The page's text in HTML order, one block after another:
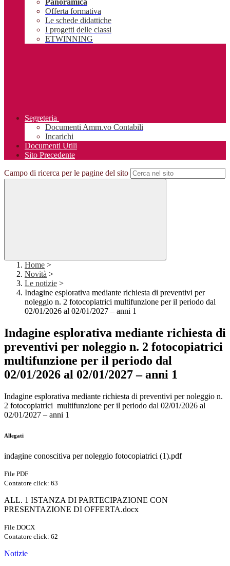
Panoramica
Offerta formativa
Le schede didattiche
I progetti delle classi
ETWINNING
Segreteria
Documenti Amm.vo Contabili
Incarichi
Documenti Utili
Sito Precedente
Campo di ricerca per le pagine del sito
Home >
Novità >
Le notizie >
Indagine esplorativa mediante richiesta di preventivi per
noleggio n. 2 fotocopiatrici multifunzione per il periodo dal
02/01/2026 al 02/01/2027 – anni 1
Indagine esplorativa mediante richiesta di
preventivi per noleggio n. 2 fotocopiatrici
multifunzione per il periodo dal
02/01/2026 al 02/01/2027 – anni 1
Indagine esplorativa mediante richiesta di preventivi per noleggio n.
2 fotocopiatrici multifunzione per il periodo dal 02/01/2026 al
02/01/2027 – anni 1
Allegati
indagine conoscitiva per noleggio fotocopiatrici (1).pdf
File PDF
Contatore click: 63
ALL. 1 ISTANZA DI PARTECIPAZIONE CON
PRESENTAZIONE DI OFFERTA.docx
File DOCX
Contatore click: 62
Notizie